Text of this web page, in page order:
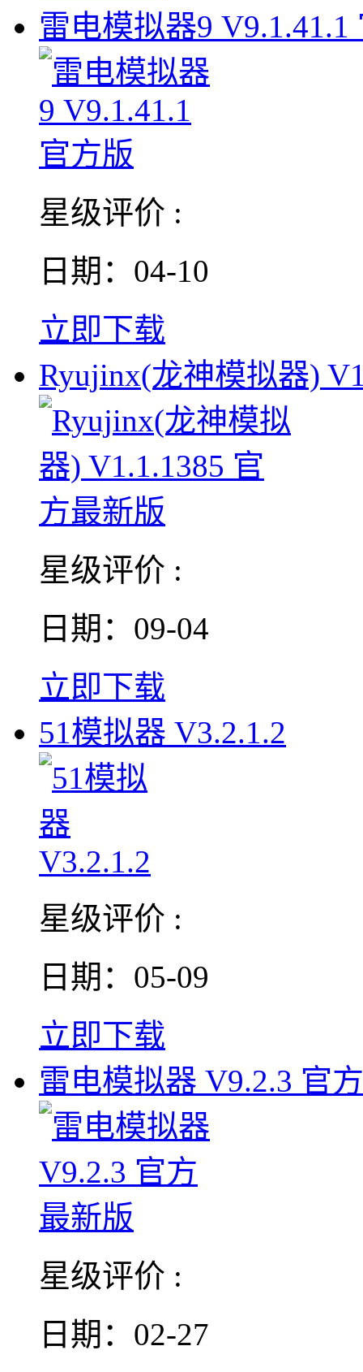
雷电模拟器9 V9.1.41.1
星级评价 :
日期：04-10
立即下载
Ryujinx(龙神模拟器)
星级评价 :
日期：09-04
立即下载
51模拟器 V3.2.1.2
星级评价 :
日期：05-09
立即下载
雷电模拟器 V9.2.3 官
星级评价 :
日期：02-27